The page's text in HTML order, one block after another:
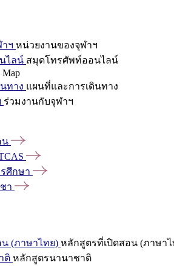
ฯ หน่วยงานของจุฬาฯ
ไลน์ สมุดโทรศัพท์ออนไลน์
Map
ทาง แผนที่และการเดินทาง
ร่วมงานกับจุฬาฯ
น
ศึกษา
า
(ภาษาไทย) หลักสูตรที่เปิดสอน (ภาษาไ
ติ หลักสูตรนานาชาติ